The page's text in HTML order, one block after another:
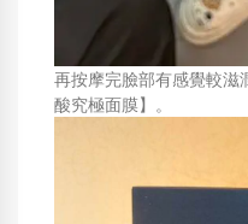
再按摩完臉部有感覺較滋
酸究極面膜】。